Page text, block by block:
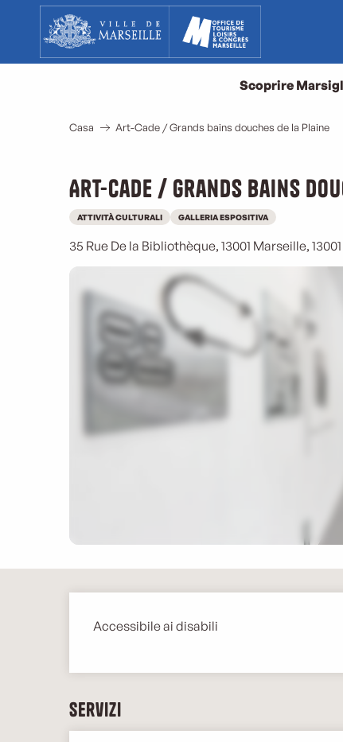
contenu
principal
Scoprire
Casa Art-Cade / Grands bains douches de la Plaine
Art-Cade / Grands bains
ATTIVITÀ CULTURALI GALLERIA ESPOSITIVA
35 Rue De la Bibliothèque, 13001 Marseille,
Descrizione
Accessibile ai disabili
Servizi